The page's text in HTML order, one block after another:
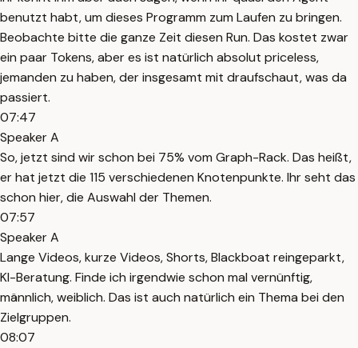
benutzt habt, um dieses Programm zum Laufen zu bringen.
Beobachte bitte die ganze Zeit diesen Run. Das kostet zwar
ein paar Tokens, aber es ist natürlich absolut priceless,
jemanden zu haben, der insgesamt mit draufschaut, was da
passiert.
07:47
Speaker A
So, jetzt sind wir schon bei 75% vom Graph-Rack. Das heißt,
er hat jetzt die 115 verschiedenen Knotenpunkte. Ihr seht das
schon hier, die Auswahl der Themen.
07:57
Speaker A
Lange Videos, kurze Videos, Shorts, Blackboat reingeparkt,
KI-Beratung. Finde ich irgendwie schon mal vernünftig,
männlich, weiblich. Das ist auch natürlich ein Thema bei den
Zielgruppen.
08:07